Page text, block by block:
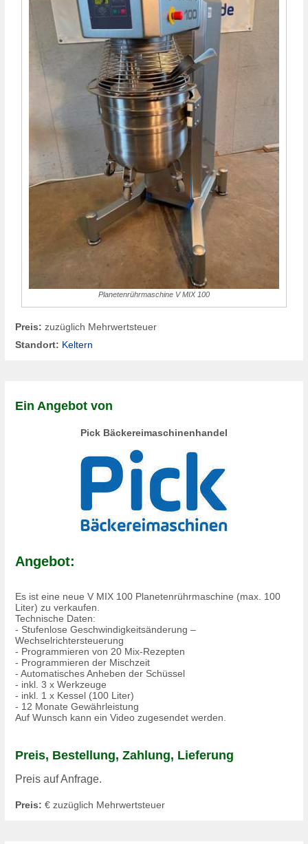
Planetenrührmaschine V MIX 100
Preis: zuzüglich Mehrwertsteuer
Standort: Keltern
Ein Angebot von
Pick Bäckereimaschinenhandel
Angebot:
Es ist eine neue V MIX 100 Planetenrührmaschine (max. 100
Liter) zu verkaufen.
Technische Daten:
- Stufenlose Geschwindigkeitsänderung –
Wechselrichtersteuerung
- Programmieren von 20 Mix-Rezepten
- Programmieren der Mischzeit
- Automatisches Anheben der Schüssel
- inkl. 3 x Werkzeuge
- inkl. 1 x Kessel (100 Liter)
- 12 Monate Gewährleistung
Auf Wunsch kann ein Video zugesendet werden.
Preis, Bestellung, Zahlung, Lieferung
Preis auf Anfrage.
Preis: € zuzüglich Mehrwertsteuer